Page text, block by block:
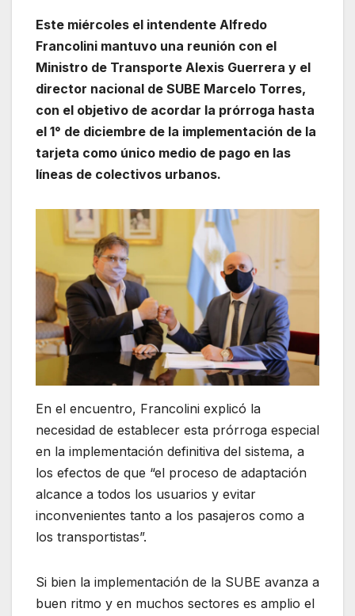
Este miércoles el intendente Alfredo
Francolini mantuvo una reunión con el
Ministro de Transporte Alexis Guerrera y el
director nacional de SUBE Marcelo Torres,
con el objetivo de acordar la prórroga hasta
el 1° de diciembre de la implementación de la
tarjeta como único medio de pago en las
líneas de colectivos urbanos.
En el encuentro, Francolini explicó la
necesidad de establecer esta prórroga especial
en la implementación definitiva del sistema, a
los efectos de que “el proceso de adaptación
alcance a todos los usuarios y evitar
inconvenientes tanto a los pasajeros como a
los transportistas”.
Si bien la implementación de la SUBE avanza a
buen ritmo y en muchos sectores es amplio el